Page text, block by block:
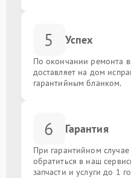
5 Успех
По окончании ремонта
доставляет на дом
гарантийным бланком.
6 Гарантия
При гарантийном
обратиться в наш
запчасти и услуги до 1